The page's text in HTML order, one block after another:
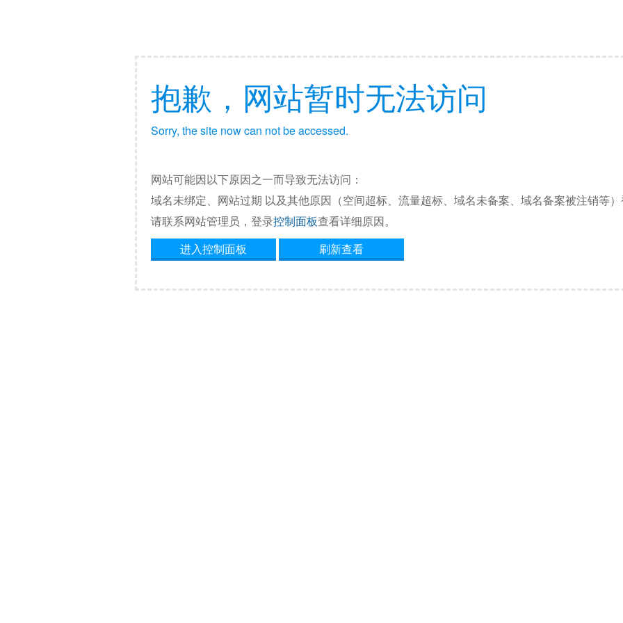
抱歉，网站暂时无法访问
Sorry, the site now can not be accessed.
网站可能因以下原因之一而导致无法访问：
域名未绑定、网站过期 以及其他原因（空间超标、流量超标、域名未备案、域名备案被注销等
请联系网站管理员，登录控制面板查看详细原因。
进入控制面板
刷新查看